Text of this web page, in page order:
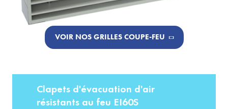
VOIR NOS GRILLES COUPE-FEU
Clapets d'évacuation d'air
résistants au feu EI60S